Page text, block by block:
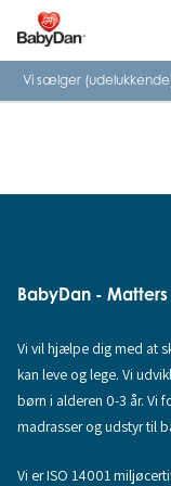
Vi sælger
BabyDan -
Vi vil hjælpe dig med at
kan leve og lege. Vi
børn i alderen 0-3 år. Vi
madrasser og udstyr til
Vi er ISO 14001